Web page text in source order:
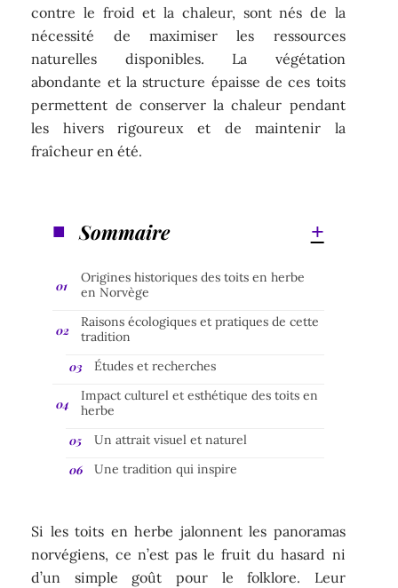
contre le froid et la chaleur, sont nés de la
nécessité de maximiser les ressources
naturelles disponibles. La végétation
abondante et la structure épaisse de ces toits
permettent de conserver la chaleur pendant
les hivers rigoureux et de maintenir la
fraîcheur en été.
Sommaire
Origines historiques des toits en herbe
en Norvège
Raisons écologiques et pratiques de cette
tradition
Études et recherches
Impact culturel et esthétique des toits en
herbe
Un attrait visuel et naturel
Une tradition qui inspire
Si les toits en herbe jalonnent les panoramas
norvégiens, ce n’est pas le fruit du hasard ni
d’un simple goût pour le folklore. Leur